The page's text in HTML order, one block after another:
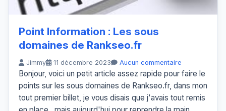
Point Information : Les sous
domaines de Rankseo.fr
Jimmy 11 décembre 2023 Aucun commentaire
Bonjour, voici un petit article assez rapide pour faire le
points sur les sous domaines de Rankseo.fr, dans mon
tout premier billet, je vous disais que j'avais tout remis